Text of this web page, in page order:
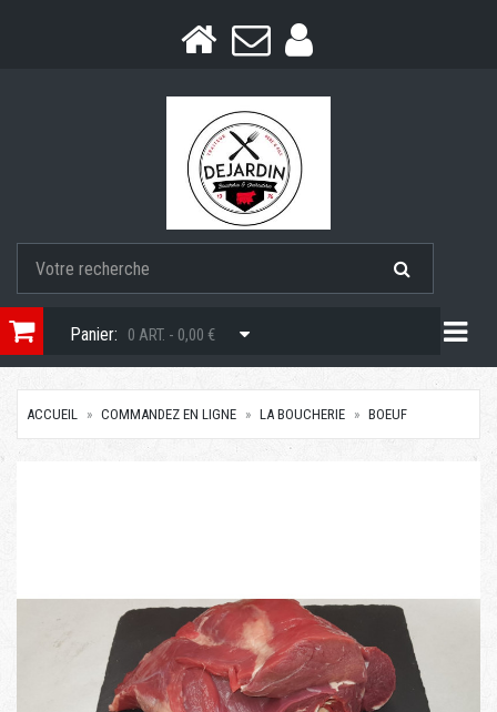
Panier: 0 ART. - 0,00 €
ACCUEIL COMMANDEZ EN LIGNE LA BOUCHERIE BOEUF